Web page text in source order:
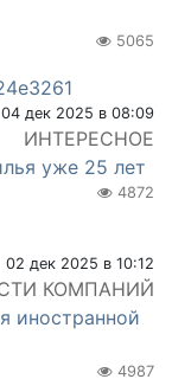
5065
04 дек 2025 в 08:09
ИНТЕРЕСНОЕ
уже 25 лет
4872
02 дек 2025 в 10:12
КОМПАНИЙ
иностранной
4987